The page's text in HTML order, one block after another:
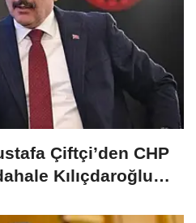
Çiftçi’den CHP
Kılıçdaroğlu